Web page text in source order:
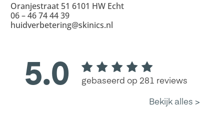
Oranjestraat 51 6101 HW Echt
06 – 46 74 44 39
huidverbetering@skinics.nl